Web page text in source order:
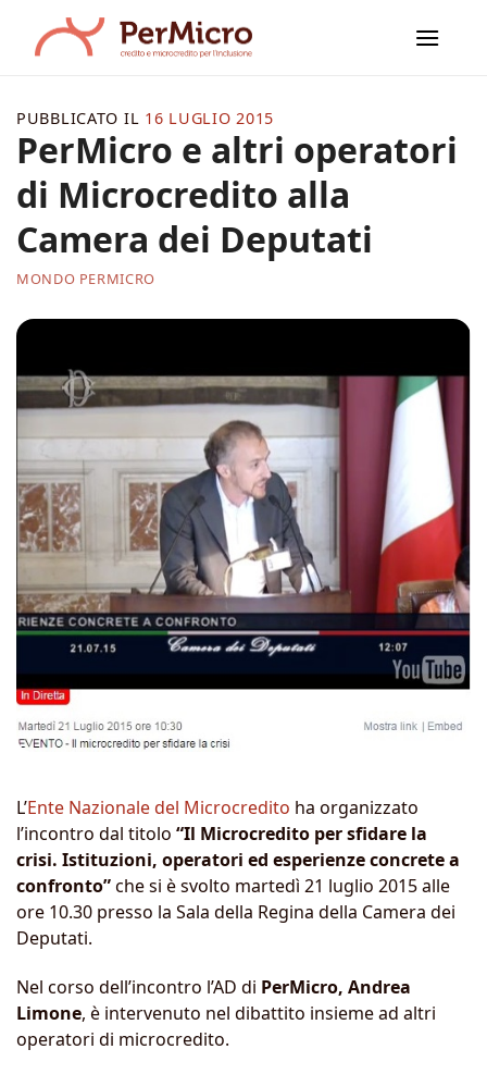
contenuti
MONDO PERMICRO
PerMicro e altri operatori
di Microcredito alla
Camera dei Deputati
PUBBLICATO IL 16 LUGLIO 2015
L’Ente Nazionale del Microcredito ha organizzato
l’incontro dal titolo “Il Microcredito per sfidare la
crisi. Istituzioni, operatori ed esperienze concrete a
confronto”che si è svolto martedì 21 luglio 2015 alle
ore 10.30 presso la Sala della Regina della Camera dei
Deputati.
Nel corso dell’incontro l’AD di PerMicro, Andrea
Limone, è intervenuto nel dibattito insieme ad altri
operatori di microcredito.